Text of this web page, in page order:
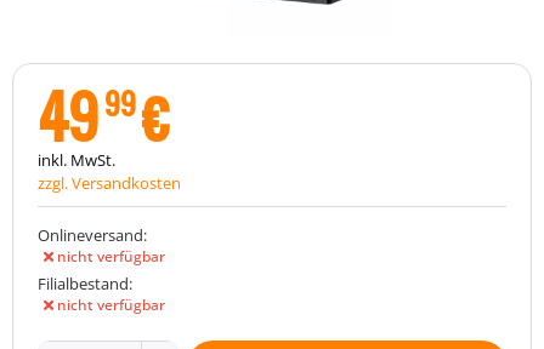
4999€
inkl. MwSt.
zzgl. Versandkosten
Onlineversand:
nicht verfügbar
Filialbestand:
nicht verfügbar